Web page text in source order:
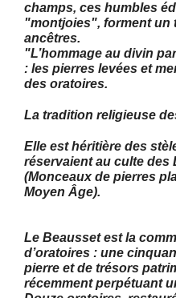
champs, ces humbles
"montjoies", forment un
ancêtres.
"L’hommage au divin
: les pierres levées et
des oratoires.
La tradition religieuse
Elle est héritière des
réservaient au culte des
(Monceaux de pierres
Moyen Âge).
Le Beausset est la
d’oratoires : une
pierre et de trésors
récemment perpétuant